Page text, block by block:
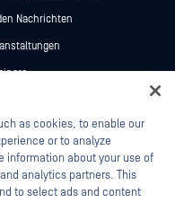
Nachrichten
Papiere
Tools
as cookies, to enable our
or to analyze
information about your use of
analytics partners. This
to select ads and content
virtual assistant.
secure what's critical